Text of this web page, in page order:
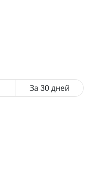
За 30 дней